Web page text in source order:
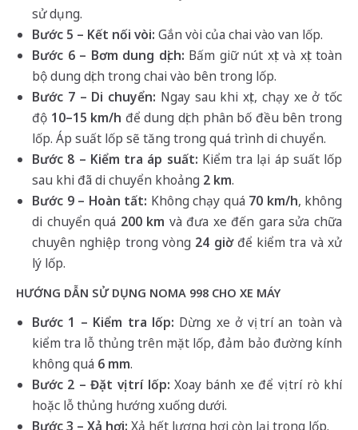
sử dụng.
Bước 5 – Kết nối vòi: Gắn vòi của chai vào van lốp.
Bước 6 – Bơm dung dịch: Bấm giữ nút xịt và xịt toàn
bộ dung dịch trong chai vào bên trong lốp.
Bước 7 – Di chuyển: Ngay sau khi xịt, chạy xe ở tốc
độ 10–15 km/h để dung dịch phân bố đều bên trong
lốp. Áp suất lốp sẽ tăng trong quá trình di chuyển.
Bước 8 – Kiểm tra áp suất: Kiểm tra lại áp suất lốp
sau khi đã di chuyển khoảng 2 km.
Bước 9 – Hoàn tất: Không chạy quá 70 km/h, không
di chuyển quá 200 km và đưa xe đến gara sửa chữa
chuyên nghiệp trong vòng 24 giờđể kiểm tra và xử
lý lốp.
HƯỚNG DẪN SỬ DỤNG NOMA 998 CHO XE MÁY
Bước 1 – Kiểm tra lốp: Dừng xe ở vị trí an toàn và
kiểm tra lỗ thủng trên mặt lốp, đảm bảo đường kính
không quá 6 mm.
Bước 2 – Đặt vị trí lốp: Xoay bánh xe để vị trí rò khí
hoặc lỗ thủng hướng xuống dưới.
Bước 3 – Xả hơi: Xả hết lượng hơi còn lại trong lốp.